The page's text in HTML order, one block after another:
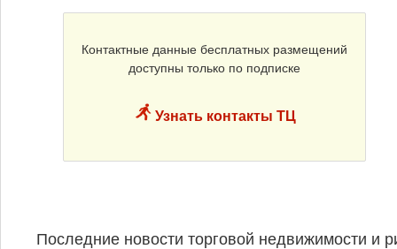
Контактные данные бесплатных размещений
доступны только по подписке
Узнать контакты ТЦ
Последние новости торговой недвижимости и